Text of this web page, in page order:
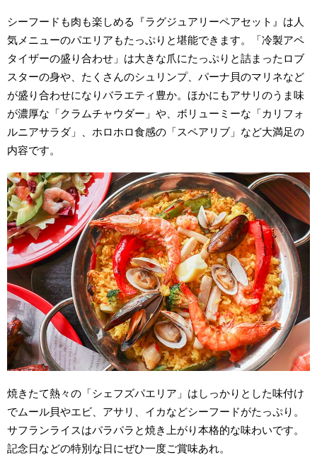
シーフードも肉も楽しめる『ラグジュアリーペアセット』は人
気メニューのパエリアもたっぷりと堪能できます。「冷製アペ
タイザーの盛り合わせ」は大きな爪にたっぷりと詰まったロブ
スターの身や、たくさんのシュリンプ、パーナ貝のマリネなど
が盛り合わせになりバラエティ豊か。ほかにもアサリのうま味
が濃厚な「クラムチャウダー」や、ボリューミーな「カリフォ
ルニアサラダ」、ホロホロ食感の「スペアリブ」など大満足の
内容です。
焼きたて熱々の「シェフズパエリア」はしっかりとした味付け
でムール貝やエビ、アサリ、イカなどシーフードがたっぷり。
サフランライスはパラパラと焼き上がり本格的な味わいです。
記念日などの特別な日にぜひ一度ご賞味あれ。